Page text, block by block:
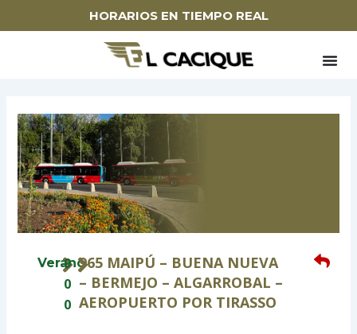
al
HORARIOS EN TIEMPO REAL
Verano
9
0
0
965 MAIPÚ – BUENA NUEVA
– BERMEJO – ALGARROBAL –
AEROPUERTO POR TIRASSO